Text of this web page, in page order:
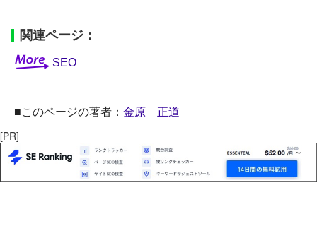
関連ページ：
SEO
■このページの著者： 金原 正道
[PR]